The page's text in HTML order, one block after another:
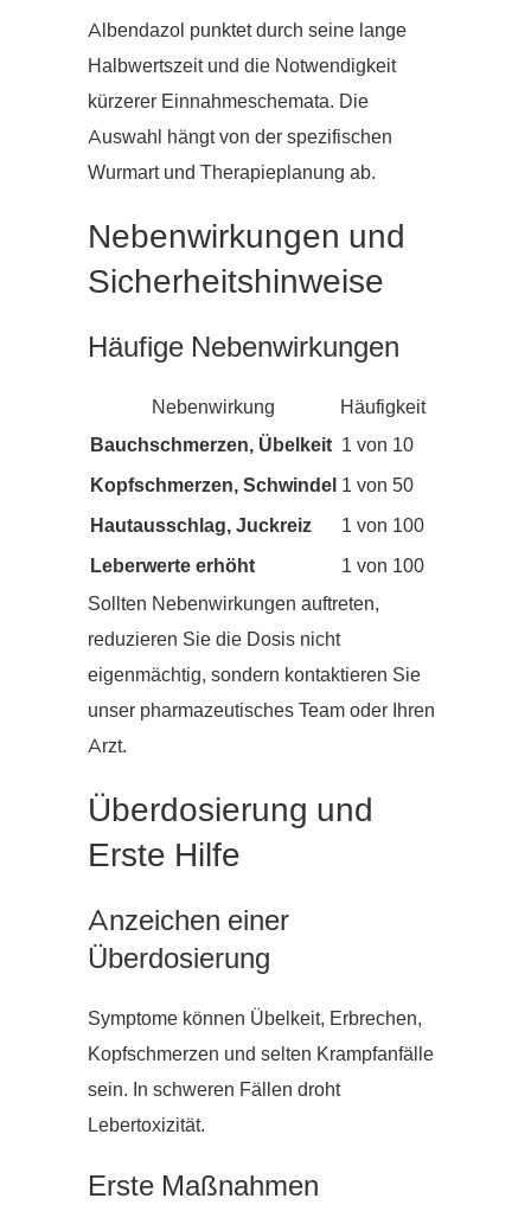
Albendazol punktet durch seine lange
Halbwertszeit und die Notwendigkeit
kürzerer Einnahmeschemata. Die
Auswahl hängt von der spezifischen
Wurmart und Therapieplanung ab.
Nebenwirkungen und
Sicherheitshinweise
Häufige Nebenwirkungen
Nebenwirkung
Häufigkeit
Bauchschmerzen, Übelkeit 1 von 10
Kopfschmerzen, Schwindel 1 von 50
Hautausschlag, Juckreiz
1 von 100
Leberwerte erhöht
1 von 100
Sollten Nebenwirkungen auftreten,
reduzieren Sie die Dosis nicht
eigenmächtig, sondern kontaktieren Sie
unser pharmazeutisches Team oder Ihren
Arzt.
Überdosierung und
Erste Hilfe
Anzeichen einer
Überdosierung
Symptome können Übelkeit, Erbrechen,
Kopfschmerzen und selten Krampfanfälle
sein. In schweren Fällen droht
Lebertoxizität.
Erste Maßnahmen